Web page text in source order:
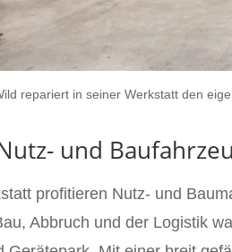
repariert in seiner Werkstatt den
und
profitieren Nutz- und
Abbruch und der Logistik